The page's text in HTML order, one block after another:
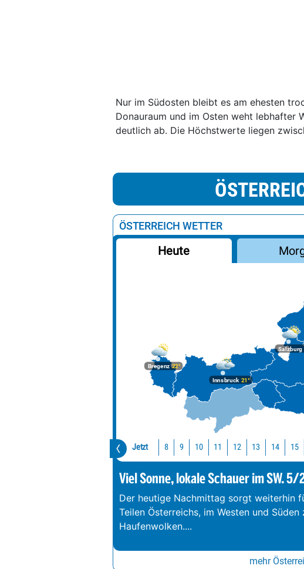
Nur im Südosten bleibt es am ehesten
Donauraum und im Osten weht lebhafter
deutlich ab. Die Höchstwerte liegen
ÖSTERREICH WETTER
Heute
Bregenz22°
Innsbruck21°
Salzburg
Jetzt 8 9 10 11 12 13 14 15
Viel Sonne, lokale Schauer im SW. 5/
Der heutige Nachmittag sorgt weiterhin
Teilen Österreichs, im Westen und
Haufenwolken....
mehr